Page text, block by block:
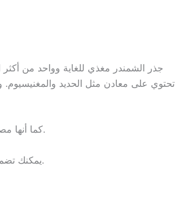
جذر الشمندر مغذي للغاية وواحد من أكثر
تحتوي على معادن مثل الحديد
كما أنها مصدرة جيدة للحديد ويمكن أن تساعد في منع وتقليل أعراض فقر الدم.
يمكنك تضمين جذر الشمندر في نظام طفلك الغذائي في شكل سلطة أو عصير.